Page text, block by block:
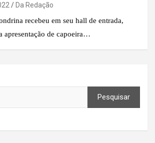
Da Redação
recebeu em seu hall de entrada,
apresentação de capoeira…
Pesquisar